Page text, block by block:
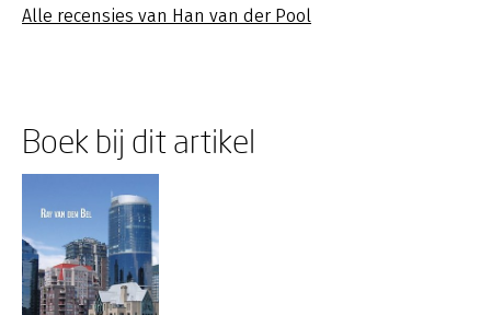
Alle recensies van Han van der Pool
Boek bij dit artikel